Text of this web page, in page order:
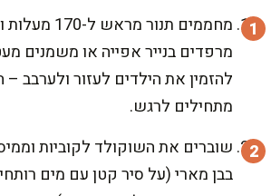
מחממים תנור
מרפדים בנייר אפייה או משמנים
להזמין את הילדים לעזור ולערבב –
מתחילים לרגש.
שוברים את השוקולד לקוביות
בבן מארי (על סיר קטן עם מים